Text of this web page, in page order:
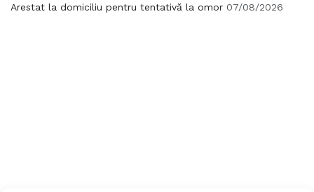
Arestat la domiciliu pentru tentativă la omor 07/08/2026